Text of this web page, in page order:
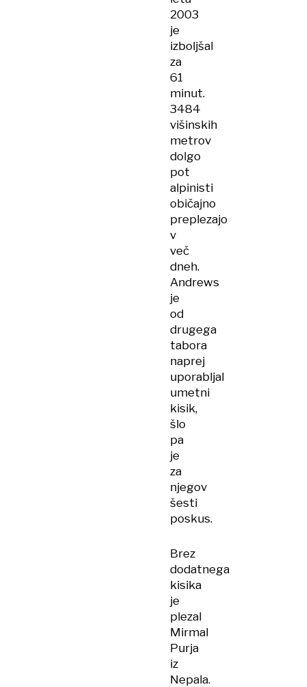
2003
je
izboljšal
za
61
minut.
3484
višinskih
metrov
dolgo
pot
alpinisti
običajno
preplezajo
v
več
dneh.
Andrews
je
od
drugega
tabora
naprej
uporabljal
umetni
kisik,
šlo
pa
je
za
njegov
šesti
poskus.
Brez
dodatnega
kisika
je
plezal
Mirmal
Purja
iz
Nepala.